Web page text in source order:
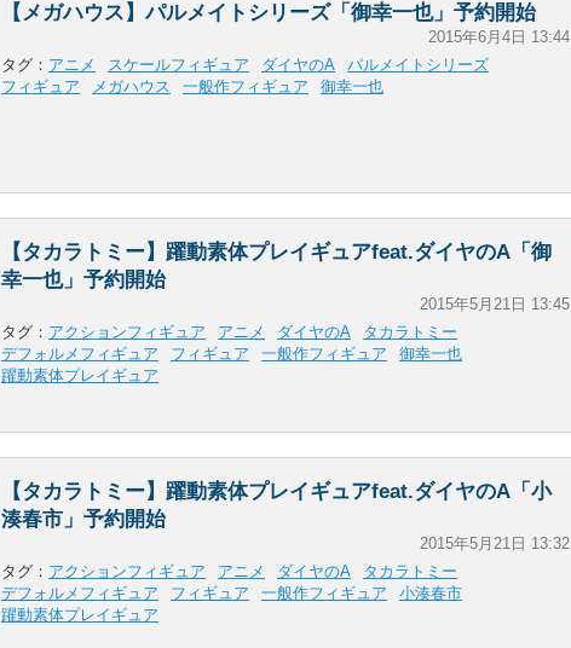
【メガハウス】パルメイトシリーズ「御幸一也」予約開始
2015年6月4日 13:44
タグ： アニメ スケールフィギュア ダイヤのA
パルメイトシリーズ
フィギュア
メガハウス 一般作フィギュア 御幸一也
【タカラトミー】躍動素体プレイギュアfeat.ダイヤのA「御
幸一也」予約開始
2015年5月21日 13:45
タグ： アクションフィギュア アニメ ダイヤのA
タカラトミー
デフォルメフィギュア
フィギュア 一般作フィギュア
御幸一也
躍動素体プレイギュア
【タカラトミー】躍動素体プレイギュアfeat.ダイヤのA「小
湊春市」予約開始
2015年5月21日 13:32
タグ： アクションフィギュア アニメ ダイヤのA
タカラトミー
デフォルメフィギュア
フィギュア 一般作フィギュア
小湊春市
躍動素体プレイギュア